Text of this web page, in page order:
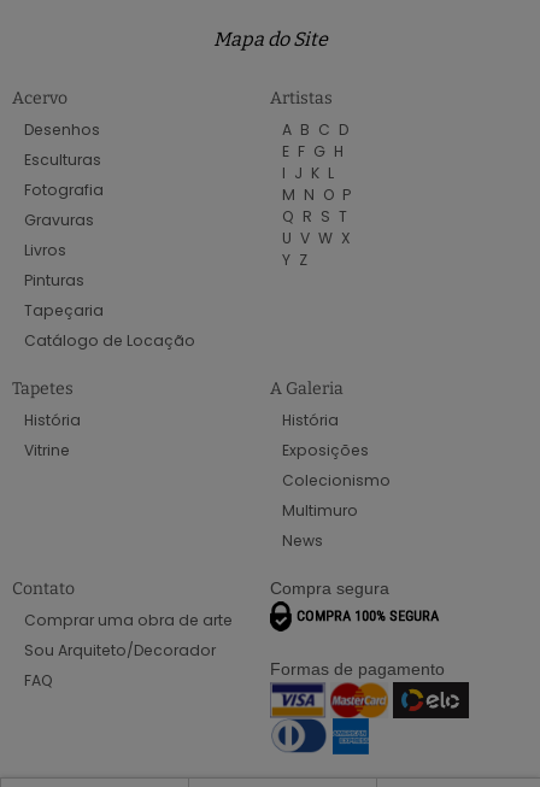
Mapa do Site
Acervo
Desenhos
Esculturas
Fotografia
Gravuras
Livros
Pinturas
Tapeçaria
Catálogo de Locação
Artistas
A B C D
E F G H
I J K L
M N O P
Q R S T
U V W X
Y Z
Tapetes
História
Vitrine
A Galeria
História
Exposições
Colecionismo
Multimuro
News
Contato
Comprar uma obra de arte
Sou Arquiteto/Decorador
FAQ
Compra segura
Formas de pagamento